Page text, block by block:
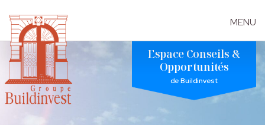
Skip
content
MENU
Espace Conseils &
Opportunités
de Buildinvest